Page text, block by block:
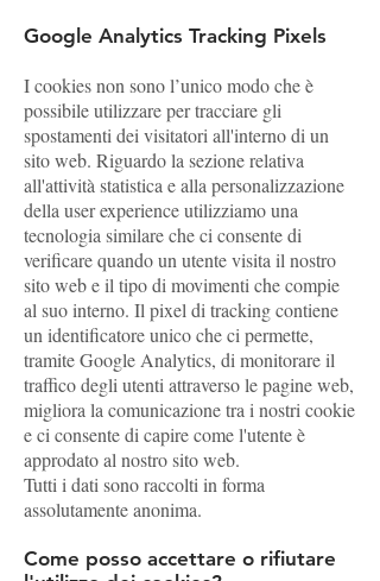
Google Analytics Tracking Pixels
I cookies non sono l’unico modo che è
possibile utilizzare per tracciare gli
spostamenti dei visitatori all'interno di un
sito web. Riguardo la sezione relativa
all'attività statistica e alla personalizzazione
della user experience utilizziamo una
tecnologia similare che ci consente di
verificare quando un utente visita il nostro
sito web e il tipo di movimenti che compie
al suo interno. Il pixel di tracking contiene
un identificatore unico che ci permette,
tramite Google Analytics, di monitorare il
traffico degli utenti attraverso le pagine web,
migliora la comunicazione tra i nostri cookie
e ci consente di capire come l'utente è
approdato al nostro sito web.
Tutti i dati sono raccolti in forma
assolutamente anonima.
Come posso accettare o rifiutare